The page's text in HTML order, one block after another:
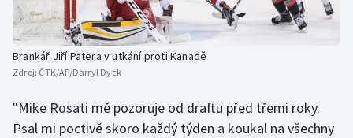
Stolní tenis
Triatlon
Vodní slalom
Brankář Jiří Patera v utkání proti Kanadě
Zdroj: ČTK/AP/Darryl Dyck
"Mike Rosati mě pozoruje od draftu před třemi roky.
Psal mi poctivě skoro každý týden a koukal na všechny